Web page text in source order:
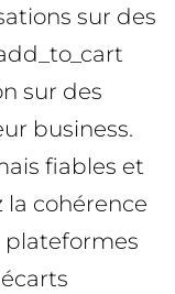
sur des
sur des
business.
fiables et
la cohérence
plateformes